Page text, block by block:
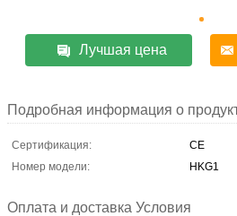
Лучшая цена
Подробная информация о
Сертификация:
CE
Номер модели:
HKG1
Оплата и доставка Условия